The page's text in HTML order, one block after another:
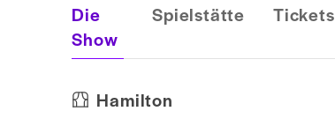
Die
Show
Spielstätte Tickets
Hamilton